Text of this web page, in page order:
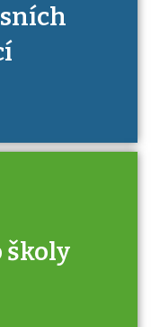
školy
a kde